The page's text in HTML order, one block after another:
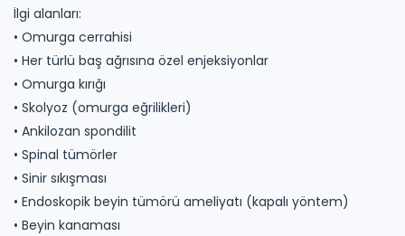
İlgi alanları:
• Omurga cerrahisi
• Her türlü baş ağrısına özel enjeksiyonlar
• Omurga kırığı
• Skolyoz (omurga eğrilikleri)
• Ankilozan spondilit
• Spinal tümörler
• Sinir sıkışması
• Endoskopik beyin tümörü ameliyatı (kapalı yöntem)
• Beyin kanaması